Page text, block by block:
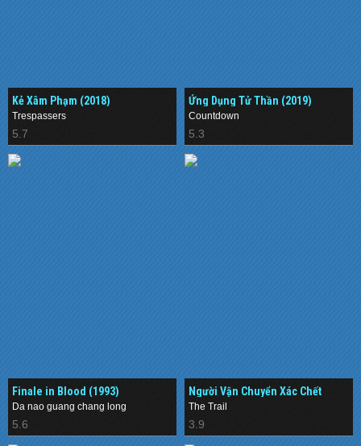
Kẻ Xâm Phạm (2018)
Trespassers
5.7
Ứng Dụng Tử Thần (2019)
Countdown
5.3
Finale in Blood (1993)
Da nao guang chang long
5.6
Người Vận Chuyển Xác Chết
(1983)
The Trail
3.9